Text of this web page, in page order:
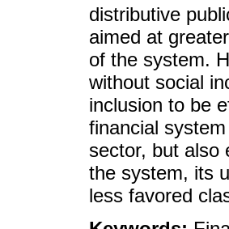
distributive
aimed at
of the system.
without social
inclusion to be
financial
sector, but also
the system, its
less favored